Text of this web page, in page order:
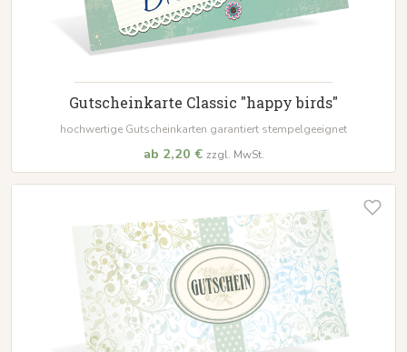
Gutscheinkarte Classic "happy birds"
hochwertige Gutscheinkarten garantiert stempelgeeignet
ab 2,20 € zzgl. MwSt.